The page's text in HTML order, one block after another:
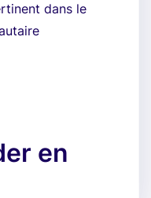
dans le
en